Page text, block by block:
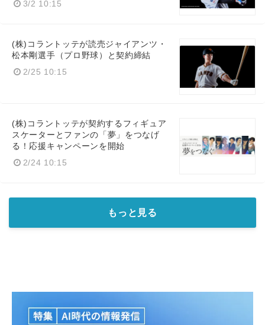
3/2 10:15
(株)コラントッテが読売ジャイアンツ・
松本剛選手（プロ野球）と契約締結
2/25 10:15
(株)コラントッテが契約するフィギュア
スケーターとファンの「夢」をつなげ
る！応援キャンペーンを開始
2/24 10:15
もっと見る